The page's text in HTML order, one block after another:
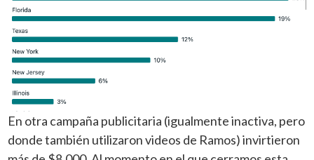
En otra campaña publicitaria (igualmente inactiva, pero
donde también utilizaron videos de Ramos) invirtieron